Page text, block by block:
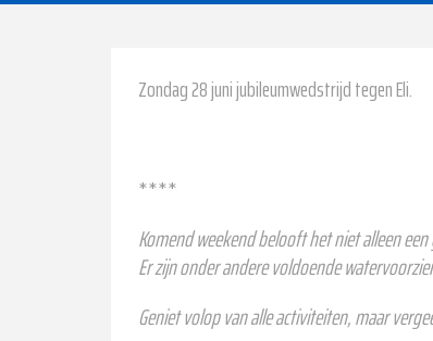
Zondag 28 juni jubileumwedstrijd tegen Eli.
****
Komend weekend belooft het niet alleen
Er zijn onder andere voldoende
Geniet volop van alle activiteiten, maar